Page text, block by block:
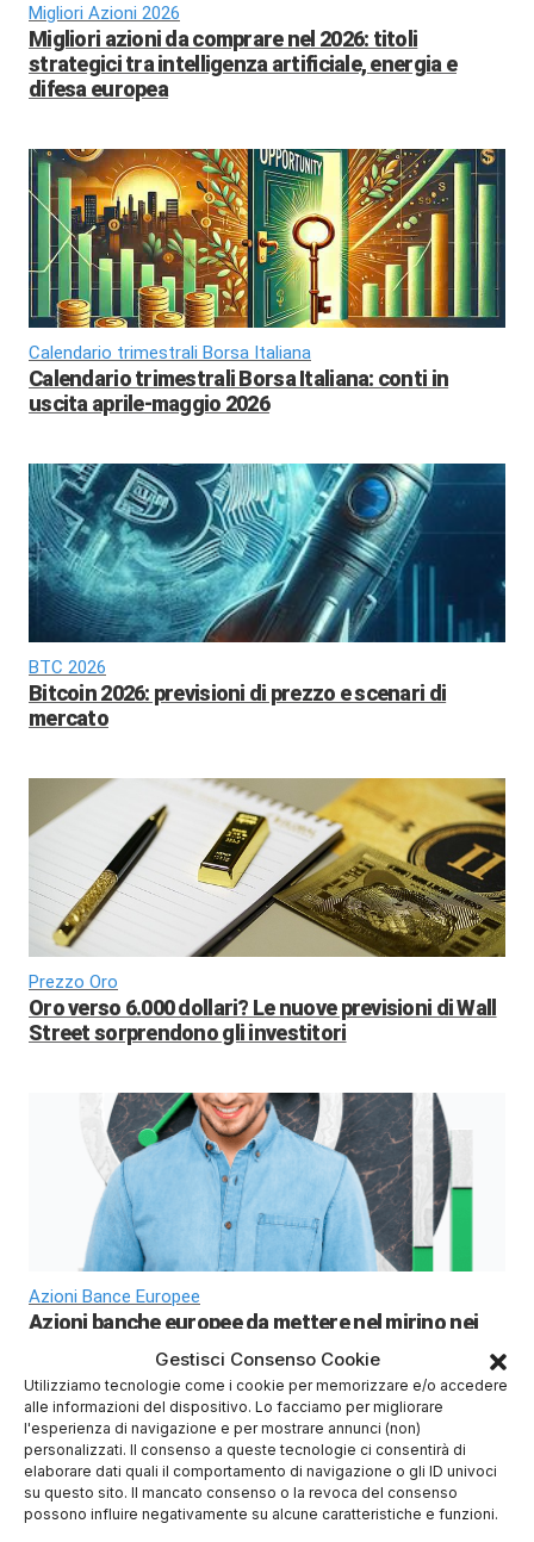
Gestisci Consenso Cookie
Utilizziamo tecnologie come i cookie per memorizzare e/o accedere
alle informazioni del dispositivo. Lo facciamo per migliorare
l'esperienza di navigazione e per mostrare annunci (non)
personalizzati. Il consenso a queste tecnologie ci consentirà di
elaborare dati quali il comportamento di navigazione o gli ID univoci
su questo sito. Il mancato consenso o la revoca del consenso
possono influire negativamente su alcune caratteristiche e funzioni.
Migliori Azioni 2026
Migliori azioni da comprare nel 2026: titoli
strategici tra intelligenza artificiale, energia e
difesa europea
Calendario trimestrali Borsa Italiana
Calendario trimestrali Borsa Italiana: conti in
uscita aprile-maggio 2026
BTC 2026
Bitcoin 2026: previsioni di prezzo e scenari di
mercato
Prezzo Oro
Oro verso 6.000 dollari? Le nuove previsioni di Wall
Street sorprendono gli investitori
Azioni Bance Europee
Azioni banche europee da mettere nel mirino nei
Migliori Piattaforme di Trading